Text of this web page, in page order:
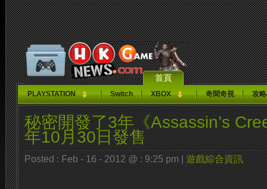
首頁
PLAYSTATION Switch XBOX 奇聞奇視 攻
秘密開發了3年《Assassin’s
年10月30日發售
Posted : Feb - 16 - 2012 @ : 9:25 pm | 遊戲綜合資訊